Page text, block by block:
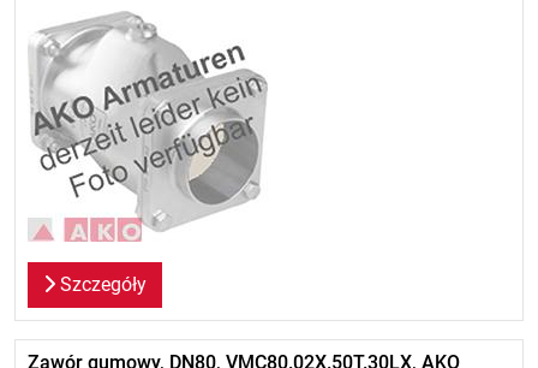
Szczegóły
Zawór gumowy, DN80, VMC80.02X.50T.30LX, AKO